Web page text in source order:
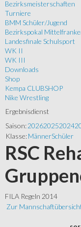
Bezirksmeisterschaften
Turniere
BMM Schüler/Jugend
Bezirkspokal
Landesfinale Schulsport
WK II
WK III
Downloads
Shop
Kempa CLUBSHOP
Nike Wrestling
Ergebnisdienst
Saison:202620252024
Klasse:MännerSchüler
RSC
FILA Regeln 2014
Zur